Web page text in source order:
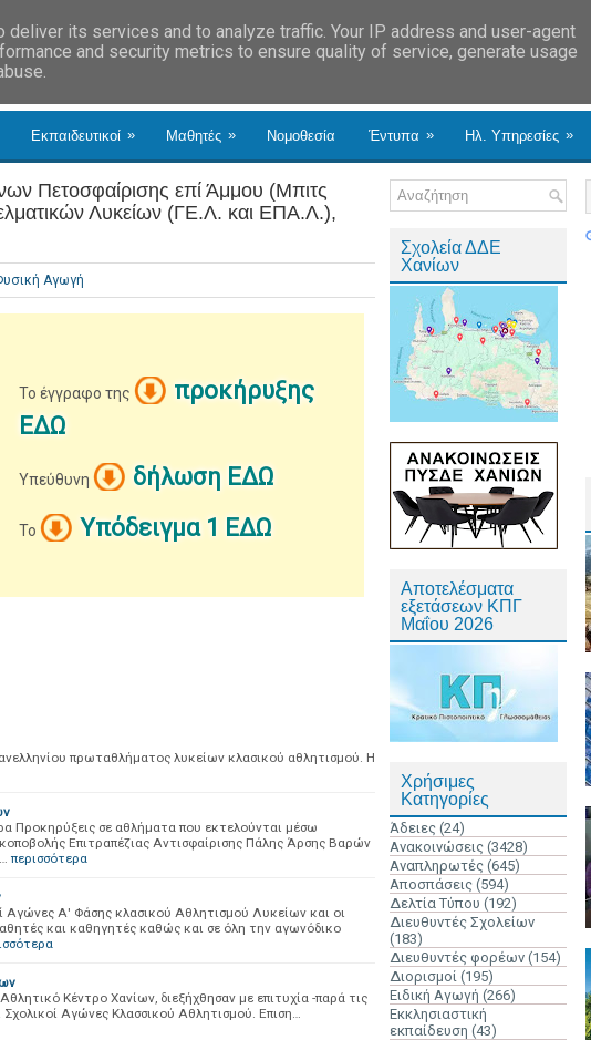
Εκπαιδευτικοί » Μαθητές » Νομοθεσία Έντυπα » Ηλ. Υπηρεσίες »
Πετοσφαίρισης επί Άμμου (Μπιτς
Λυκείων (ΓΕ.Λ. και ΕΠΑ.Λ.),
Αγωγή
To έγγραφο της
προκήρυξης
ΕΔΩ
Υπεύθυνη δήλωση ΕΔΩ
Το Υπόδειγμα 1 ΕΔΩ
πρωταθλήματος λυκείων κλασικού αθλητισμού. Η
Προκηρύξεις σε αθλήματα που εκτελούνται μέσω
Επιτραπέζιας Αντισφαίρισης Πάλης Άρσης Βαρών
περισσότερα
Αγώνες Α' Φάσης κλασικού Αθλητισμού Λυκείων και οι
και καθηγητές καθώς και σε όλη την αγωνόδικο
Κέντρο Χανίων, διεξήχθησαν με επιτυχία -παρά τις
Αγώνες Κλασσικού Αθλητισμού. Επιση…
Σχολεία ΔΔΕ
Χανίων
Αποτελέσματα
εξετάσεων ΚΠΓ
Μαΐου 2026
Χρήσιμες
Κατηγορίες
Άδειες (24)
Ανακοινώσεις (3428)
Αναπληρωτές (645)
Αποσπάσεις (594)
Δελτία Τύπου (192)
Διευθυντές Σχολείων
(183)
Διευθυντές φορέων (154)
Διορισμοί (195)
Ειδική Αγωγή (266)
Εκκλησιαστική
εκπαίδευση (43)
its services and to analyze traffic. Your IP address and user-agent
and security metrics to ensure quality of service, generate usage